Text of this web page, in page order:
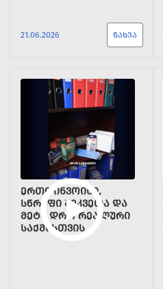
21.06.2026 ᲜᲐᲮᲕᲐ
ᲔᲠᲗᲘ ᲘᲜᲕᲝᲘᲡᲘ,
ᲡᲬᲠᲐᲤᲘ ᲨᲔᲙᲕᲔᲗᲐ ᲓᲐ
ᲛᲔᲢᲘ ᲓᲠᲝ ᲠᲔᲐᲚᲣᲠᲘ
ᲡᲐᲥᲛᲘᲡᲗᲕᲘᲡ